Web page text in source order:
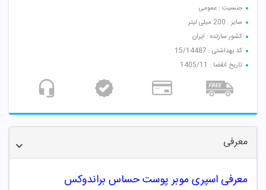
جنسیت : عمومی
سایز : 200 میلی لیتر
کشور سازنده : ایران
کد بهداشتی : 15/14487
تاریخ انقضا : 1405/11
معرفی
معرفی اسپری موبر پوست حساس براندوکس